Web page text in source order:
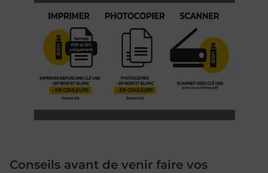
Conseils avant de venir faire vos